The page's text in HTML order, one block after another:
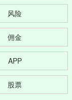
风险
佣金
APP
股票